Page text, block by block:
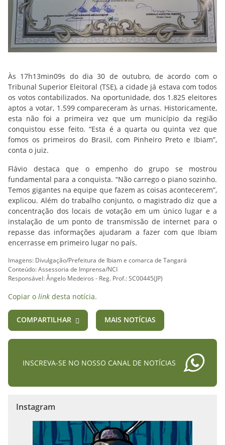
Às 17h13min09s do dia 30 de outubro, de acordo com o
Tribunal Superior Eleitoral (TSE), a cidade já estava com todos
os votos contabilizados. Na oportunidade, dos 1.825 eleitores
aptos a votar, 1.599 compareceram às urnas. Historicamente,
esta não foi a primeira vez que um município da região
conquistou esse feito. “Esta é a quarta ou quinta vez que
fomos os primeiros do Brasil, com Pinheiro Preto e Ibiam”,
conta o juiz.
Flávio destaca que o empenho do grupo se mostrou
fundamental para a conquista. “Não carrego o piano sozinho.
Temos gigantes na equipe que fazem as coisas acontecerem”,
explicou. Além do trabalho conjunto, o magistrado diz que a
concentração dos locais de votação em um único lugar e a
instalação de um ponto de transmissão de internet para o
repasse das informações ajudaram a fazer com que Ibiam
encerrasse em primeiro lugar no país.
Imagens: Divulgação/Prefeitura de Ibiam e comarca de Tangará
Conteúdo: Assessoria de Imprensa/NCI
Responsável: Ângelo Medeiros - Reg. Prof.: SC00445(JP)
Copiar o link desta notícia.
COMPARTILHAR MAIS NOTÍCIAS
INSCREVA-SE NO NOSSO CANAL DE NOTÍCIAS
Instagram